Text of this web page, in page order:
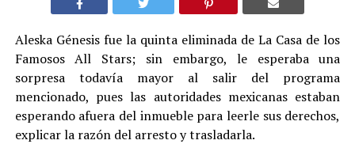
Aleska Génesis fue la quinta eliminada de La Casa de los
Famosos All Stars; sin embargo, le esperaba una
sorpresa todavía mayor al salir del programa
mencionado, pues las autoridades mexicanas estaban
esperando afuera del inmueble para leerle sus derechos,
explicar la razón del arresto y trasladarla.